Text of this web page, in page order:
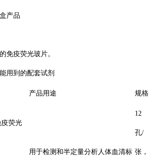
产品
免疫荧光玻片。
用到的配套试剂
产品用途 规格
疫荧光
用于检测和半定量分析人体血清标
12
孔/
张，